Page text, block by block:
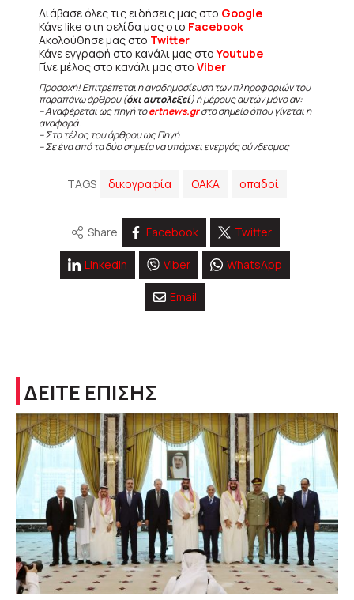
Διάβασε όλες τις ειδήσεις μας στο Google
Κάνε like στη σελίδα μας στο Facebook
Ακολούθησε μας στο Twitter
Κάνε εγγραφή στο κανάλι μας στοYoutube
Γίνε μέλος στο κανάλι μας στο Viber
Προσοχή! Επιτρέπεται η αναδημοσίευση των πληροφοριών του
παραπάνω άρθρου (όχι αυτολεξεί) ή μέρους αυτών μόνο αν:
– Αναφέρεται ως πηγή τοertnews.grστο σημείο όπου γίνεται η
αναφορά.
– Στο τέλος του άρθρου ως Πηγή
– Σε ένα από τα δύο σημεία να υπάρχει ενεργός σύνδεσμος
TAGS δικογραφία ΟΑΚΑ οπαδοί
Share Facebook Twitter
Linkedin Viber WhatsApp
Email
ΔΕΙΤΕ ΕΠΙΣΗΣ